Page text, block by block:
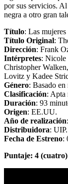
por sus servicios.
negra a otro gran
Título: Las mujeres
Título Original:
Dirección: Frank
Intérpretes: Nicole
Christopher
Lovitz y Kadee
Género: Basado
Clasificación: Apta
Duración: 93
Origen: EE.UU.
Año de realización
Distribuidora: UIP.
Fecha de Estreno:
Puntaje: 4 (cuatro)